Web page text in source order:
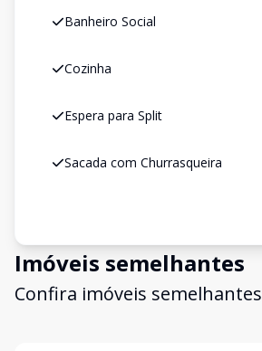
Banheiro Social
Cozinha
Espera para Split
Sacada com Churrasqueira
Imóveis semelhantes
Confira imóveis semelhantes